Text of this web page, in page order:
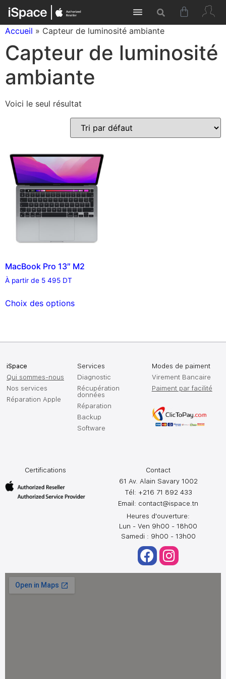
Accueil » Capteur de luminosité ambiante
Capteur de luminosité
ambiante
Voici le seul résultat
MacBook Pro 13″ M2
À partir de 5 495 DT
Choix des options
iSpace
Qui sommes-nous
Nos services
Réparation Apple
Services
Diagnostic
Récupération
données
Réparation
Backup
Software
Contact
61 Av. Alain Savary 1002
Tél: +216 71 892 433
Email: contact@ispace.tn
Heures d'ouverture:
Lun - Ven 9h00 - 18h00
Samedi : 9h00 - 13h00
Modes de paiment
Virement Bancaire
Paiment par facilité
Certifications